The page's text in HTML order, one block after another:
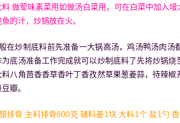
料 做荤味素菜用如做汤白菜用，可在白菜中加入
的汁，炒锅放在火。
在炒制底料前先准备一大锅高汤，鸡汤鸭汤肉汤
为底汤准备工作完成就可以炒制底料了先将炒锅
料八角茴香香草香叶丁香孜然草果葱姜蒜，待辣
瓣。
排骨 主料排骨800克 辅料姜1块 大料1个 盐1勺